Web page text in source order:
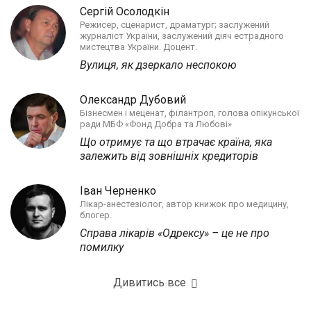
Сергій Осолодкін
Режисер, сценарист, драматург; заслужений
журналіст України, заслужений діяч естрадного
мистецтва України. Доцент.
Вулиця, як дзеркало неспокою
Олександр Дубовий
Бізнесмен і меценат, філантроп, голова опікунської
ради МБФ «Фонд Добра та Любові»
Що отримує та що втрачає країна, яка
залежить від зовнішніх кредиторів
Іван Черненко
Лікар-анестезіолог, автор книжок про медицину,
блогер.
Справа лікарів «Одрексу» – це не про
помилку
Дивитись все